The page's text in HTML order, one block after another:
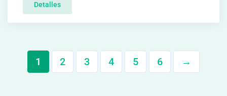
Detalles
1 2 3 4 5 6 →